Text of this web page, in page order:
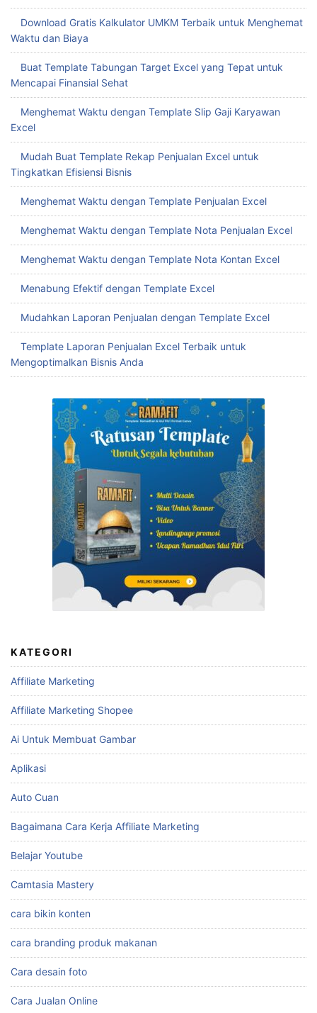
Download Gratis Kalkulator UMKM Terbaik untuk Menghemat
Waktu dan Biaya
Buat Template Tabungan Target Excel yang Tepat untuk
Mencapai Finansial Sehat
Menghemat Waktu dengan Template Slip Gaji Karyawan
Excel
Mudah Buat Template Rekap Penjualan Excel untuk
Tingkatkan Efisiensi Bisnis
Menghemat Waktu dengan Template Penjualan Excel
Menghemat Waktu dengan Template Nota Penjualan Excel
Menghemat Waktu dengan Template Nota Kontan Excel
Menabung Efektif dengan Template Excel
Mudahkan Laporan Penjualan dengan Template Excel
Template Laporan Penjualan Excel Terbaik untuk
Mengoptimalkan Bisnis Anda
KATEGORI
Affiliate Marketing
Affiliate Marketing Shopee
Ai Untuk Membuat Gambar
Aplikasi
Auto Cuan
Bagaimana Cara Kerja Affiliate Marketing
Belajar Youtube
Camtasia Mastery
cara bikin konten
cara branding produk makanan
Cara desain foto
Cara Jualan Online